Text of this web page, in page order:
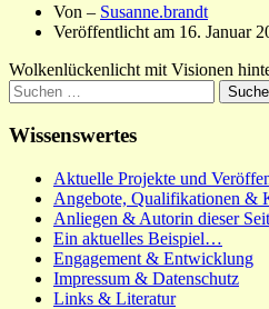
Von – Susanne.brandt
Veröffentlicht am 16. Januar
Wolkenlückenlicht mit Visionen
Suchen
nach:
Wissenswertes
Aktuelle Projekte und
Angebote, Qualifikationen &
Anliegen & Autorin dieser
Ein aktuelles Beispiel…
Engagement & Entwicklung
Impressum & Datenschutz
Links & Literatur